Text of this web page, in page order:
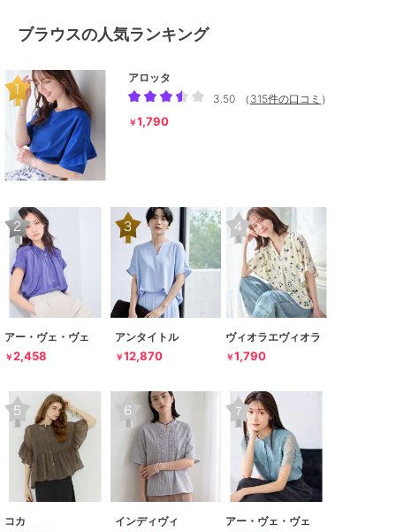
ブラウスの人気ランキング
アロッタ
3.50
（ 315件の口コミ ）
￥1,790
アー・ヴェ・ヴェ
￥2,458
アンタイトル
￥12,870
ヴィオラエヴィオラ
￥1,790
コカ インディヴィ アー・ヴェ・ヴェ